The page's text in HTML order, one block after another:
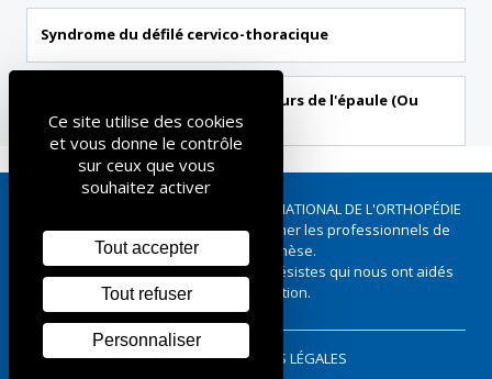
Syndrome du défilé cervico-thoracique
Tendinite de la coiffe des rotateurs de l'épaule (Ou
périarthrite scapulo-humérale)
Ce site a été réalisé par le SYNDICAT NATIONAL DE L'ORTHOPÉDIE
FRANÇAISE - Défendre et accompagner les professionnels de
l’orthopédie-orthèse.
Merci à tous les Orthopédistes-Orthésistes qui nous ont aidés
pour sa réalisation.
PLAN DU SITE MENTIONS LÉGALES
Ce site utilise des cookies
et vous donne le contrôle
sur ceux que vous
souhaitez activer
Tout accepter
Tout refuser
Personnaliser